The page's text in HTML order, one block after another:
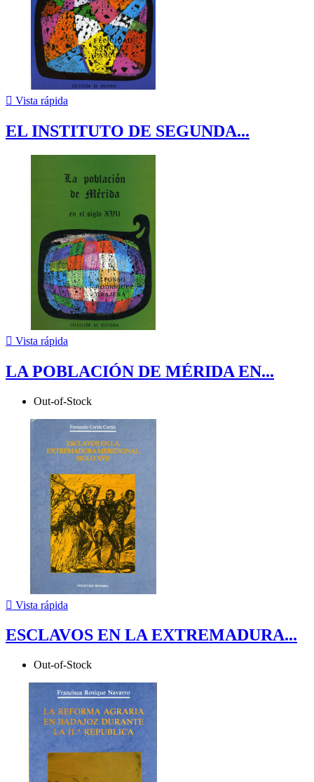
 Vista rápida
EL INSTITUTO DE SEGUNDA...
 Vista rápida
LA POBLACIÓN DE MÉRIDA EN...
Out-of-Stock
 Vista rápida
ESCLAVOS EN LA EXTREMADURA...
Out-of-Stock